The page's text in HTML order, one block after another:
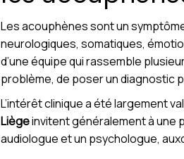
Les acouphènes sont un
neurologiques, somatiques,
d’une équipe qui rassemble
problème, de poser un diagnostic
L’intérêt clinique a été largement
Liègeinvitent généralement à une
audiologue et un psychologue,